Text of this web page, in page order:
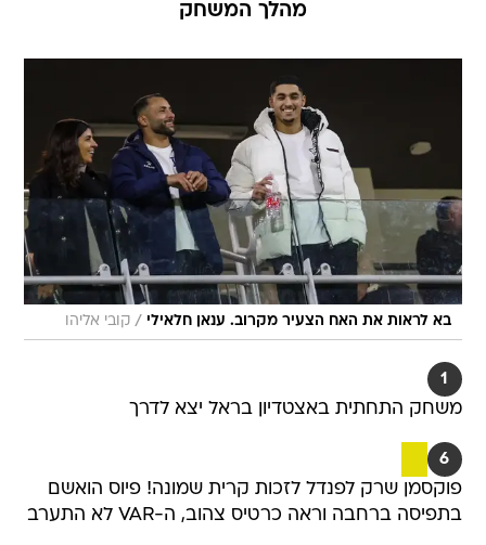
מהלך המשחק
בא לראות את האח הצעיר מקרוב. ענאן חלאילי / קובי אליהו
1
משחק התחתית באצטדיון בראל יצא לדרך
6
פוקסמן שרק לפנדל לזכות קרית שמונה! פיוס הואשם
בתפיסה ברחבה וראה כרטיס צהוב, ה-VAR לא התערב